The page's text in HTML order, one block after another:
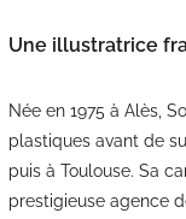
Une illustratrice
Née en 1975 à Alès,
plastiques avant de
puis à Toulouse. Sa
prestigieuse agence